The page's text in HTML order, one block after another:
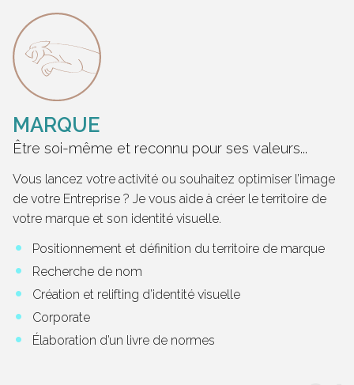
MARQUE
Être soi-même et reconnu pour ses valeurs...
Vous lancez votre activité ou souhaitez optimiser l’image
de votre Entreprise ? Je vous aide à créer le territoire de
votre marque et son identité visuelle.
Positionnement et définition du territoire de marque
Recherche de nom
Création et relifting d’identité visuelle
Corporate
Élaboration d’un livre de normes